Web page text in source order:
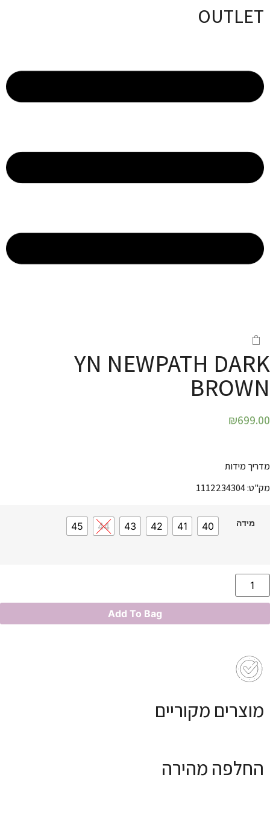
OUTLET
YN NEWPATH DARK
BROWN
₪699.00
מדריך מידות
מק"ט: 1112234304
מידה 40
41
42
43
44
45
Add To Bag
מוצרים מקוריים
החלפה מהירה